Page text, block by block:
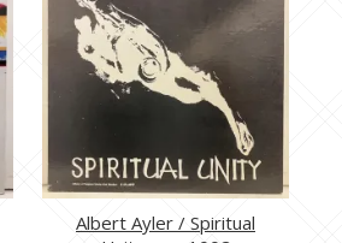
Albert Ayler / Spiritual